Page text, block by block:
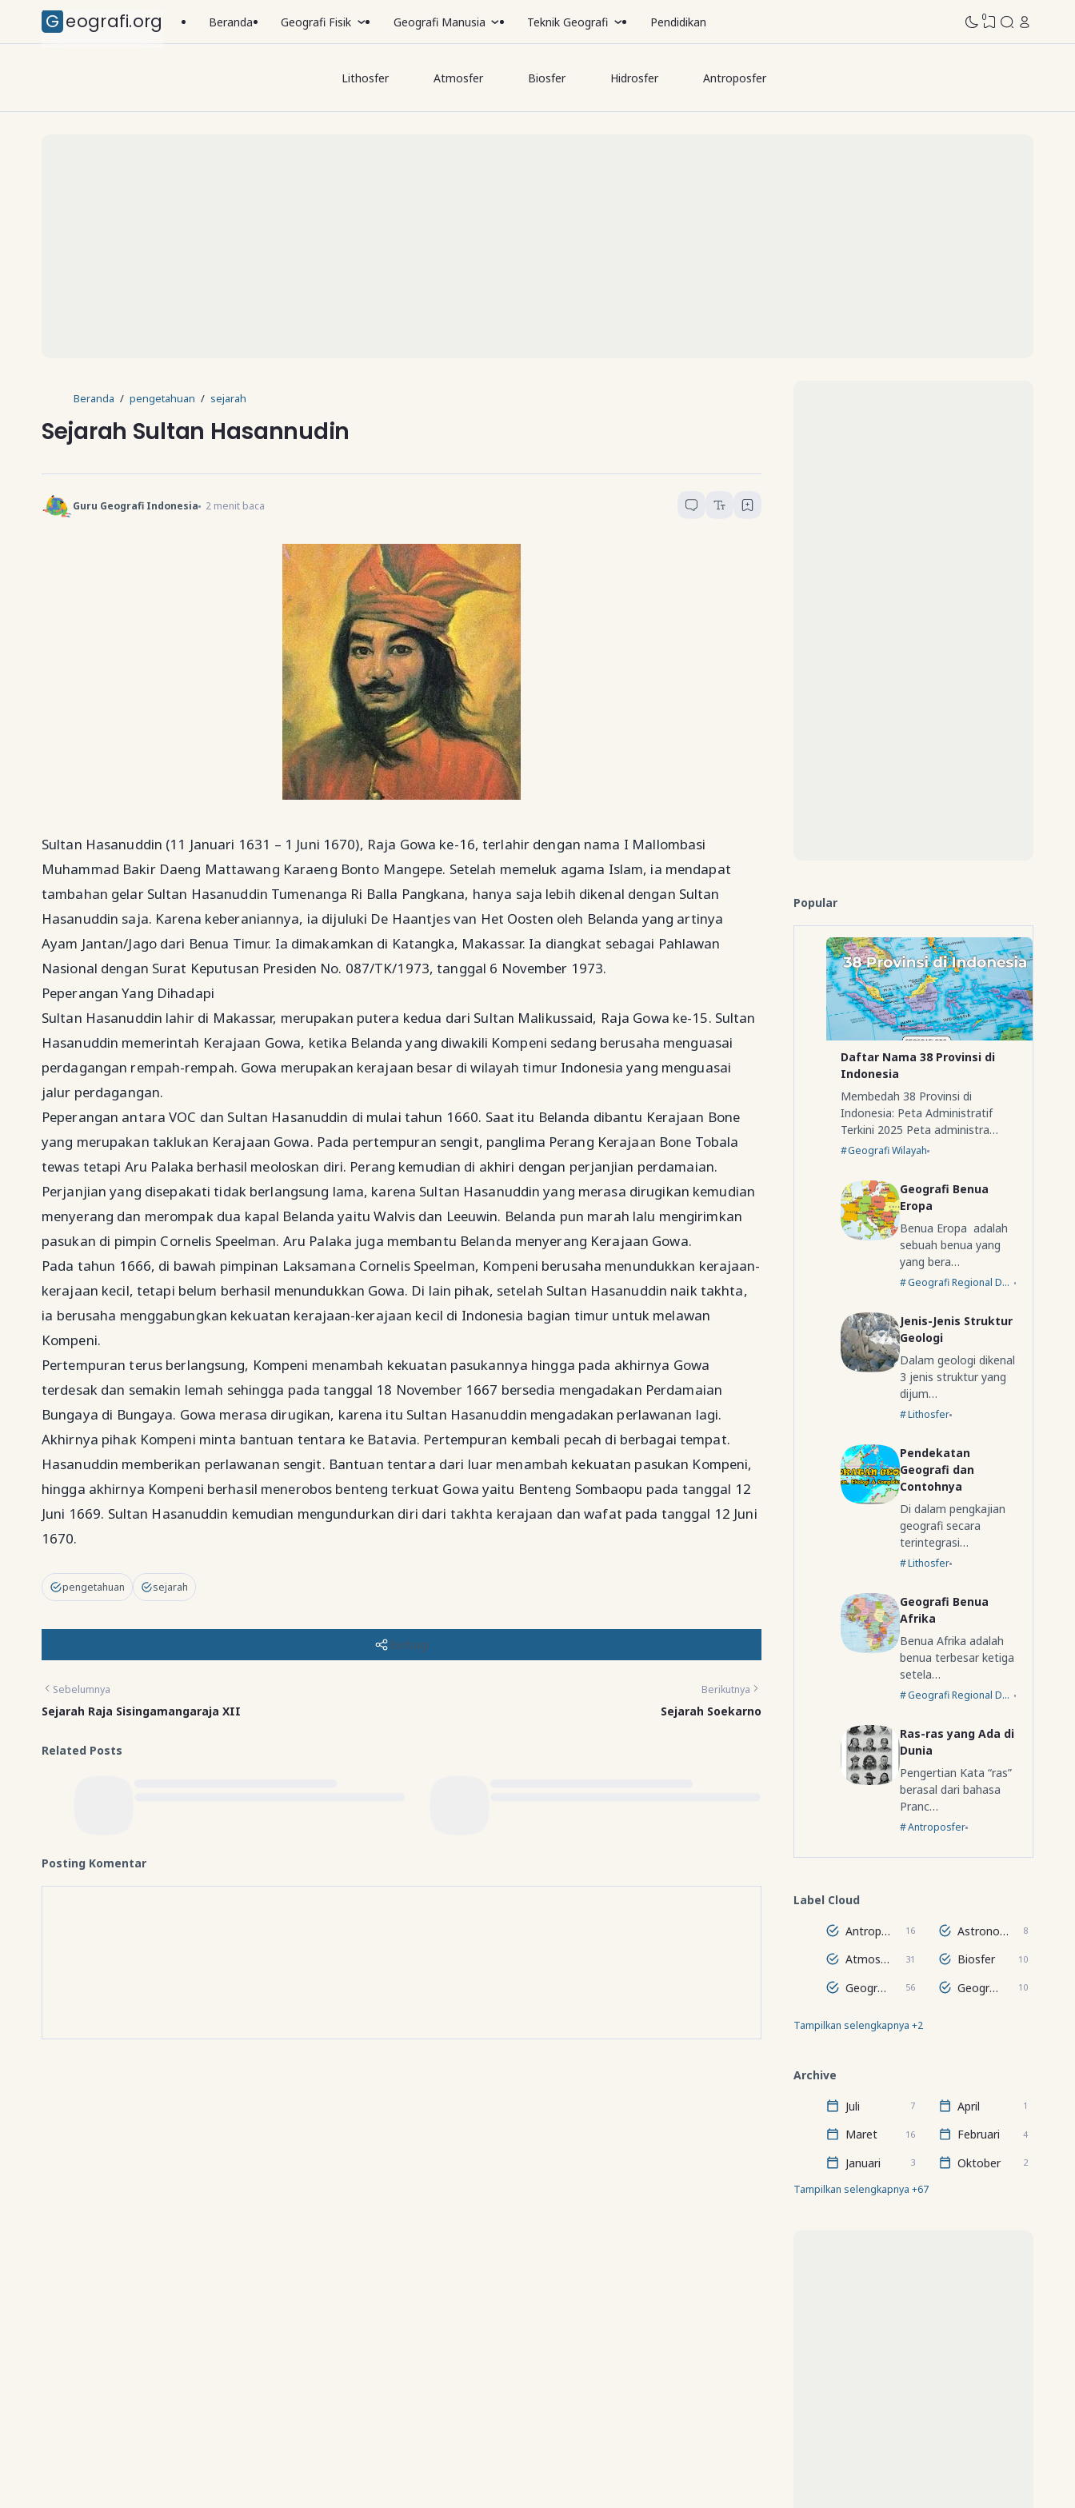
Geografi.org Beranda Geografi Fisik Geografi Manusia Teknik Geografi Pendidikan 0
Lithosfer Atmosfer Biosfer Hidrosfer Antroposfer
Beranda pengetahuan sejarah
Sejarah Sultan Hasannudin
Guru Geografi Indonesia 2menit baca
Sultan Hasanuddin (11 Januari 1631 – 1 Juni 1670), Raja Gowa ke-16, terlahir dengan nama I Mallombasi
Muhammad Bakir Daeng Mattawang Karaeng Bonto Mangepe. Setelah memeluk agama Islam, ia mendapat
tambahan gelar Sultan Hasanuddin Tumenanga Ri Balla Pangkana, hanya saja lebih dikenal dengan Sultan
Hasanuddin saja. Karena keberaniannya, ia dijuluki De Haantjes van Het Oosten oleh Belanda yang artinya
Ayam Jantan/Jago dari Benua Timur. Ia dimakamkan di Katangka, Makassar. Ia diangkat sebagai Pahlawan
Nasional dengan Surat Keputusan Presiden No. 087/TK/1973, tanggal 6 November 1973.
Peperangan Yang Dihadapi
Sultan Hasanuddin lahir di Makassar, merupakan putera kedua dari Sultan Malikussaid, Raja Gowa ke-15. Sultan
Hasanuddin memerintah Kerajaan Gowa, ketika Belanda yang diwakili Kompeni sedang berusaha menguasai
perdagangan rempah-rempah. Gowa merupakan kerajaan besar di wilayah timur Indonesia yang menguasai
jalur perdagangan.
Peperangan antara VOC dan Sultan Hasanuddin di mulai tahun 1660. Saat itu Belanda dibantu Kerajaan Bone
yang merupakan taklukan Kerajaan Gowa. Pada pertempuran sengit, panglima Perang Kerajaan Bone Tobala
tewas tetapi Aru Palaka berhasil meoloskan diri. Perang kemudian di akhiri dengan perjanjian perdamaian.
Perjanjian yang disepakati tidak berlangsung lama, karena Sultan Hasanuddin yang merasa dirugikan kemudian
menyerang dan merompak dua kapal Belanda yaitu Walvis dan Leeuwin. Belanda pun marah lalu mengirimkan
pasukan di pimpin Cornelis Speelman. Aru Palaka juga membantu Belanda menyerang Kerajaan Gowa.
Pada tahun 1666, di bawah pimpinan Laksamana Cornelis Speelman, Kompeni berusaha menundukkan kerajaan-
kerajaan kecil, tetapi belum berhasil menundukkan Gowa. Di lain pihak, setelah Sultan Hasanuddin naik takhta,
ia berusaha menggabungkan kekuatan kerajaan-kerajaan kecil di Indonesia bagian timur untuk melawan
Kompeni.
Pertempuran terus berlangsung, Kompeni menambah kekuatan pasukannya hingga pada akhirnya Gowa
terdesak dan semakin lemah sehingga pada tanggal 18 November 1667 bersedia mengadakan Perdamaian
Bungaya di Bungaya. Gowa merasa dirugikan, karena itu Sultan Hasanuddin mengadakan perlawanan lagi.
Akhirnya pihak Kompeni minta bantuan tentara ke Batavia. Pertempuran kembali pecah di berbagai tempat.
Hasanuddin memberikan perlawanan sengit. Bantuan tentara dari luar menambah kekuatan pasukan Kompeni,
hingga akhirnya Kompeni berhasil menerobos benteng terkuat Gowa yaitu Benteng Sombaopu pada tanggal 12
Juni 1669. Sultan Hasanuddin kemudian mengundurkan diri dari takhta kerajaan dan wafat pada tanggal 12 Juni
1670.
pengetahuan sejarah
Berbagi
Sebelumnya
Sejarah Raja Sisingamangaraja XII
Berikutnya
Sejarah Soekarno
Related Posts
Posting Komentar
Popular
Daftar Nama 38 Provinsi di
Indonesia
Membedah 38 Provinsi di
Indonesia: Peta Administratif
Terkini 2025 Peta administra…
Geografi Wilayah
Geografi Benua
Eropa
Benua Eropa adalah
sebuah benua yang
yang bera…
Geografi Regional Dunia
Jenis-Jenis Struktur
Geologi
Dalam geologi dikenal
3 jenis struktur yang
dijum…
Lithosfer
Pendekatan
Geografi dan
Contohnya
Di dalam pengkajian
geografi secara
terintegrasi…
Lithosfer
Geografi Benua
Afrika
Benua Afrika adalah
benua terbesar ketiga
setela…
Geografi Regional Dunia
Ras-ras yang Ada di
Dunia
Pengertian Kata “ras”
berasal dari bahasa
Pranc…
Antroposfer
Label Cloud
Antroposfer 16 Astronomi 8
Atmosfer 31 Biosfer 10
Geografi Regional Dunia 56 Geografi Wilayah 10
Hidrosfer 24
Tampilkan selengkapnya +2
Archive
Juli 7 April 1
Maret 16 Februari 4
Januari 3 Oktober 2
Tampilkan selengkapnya +67